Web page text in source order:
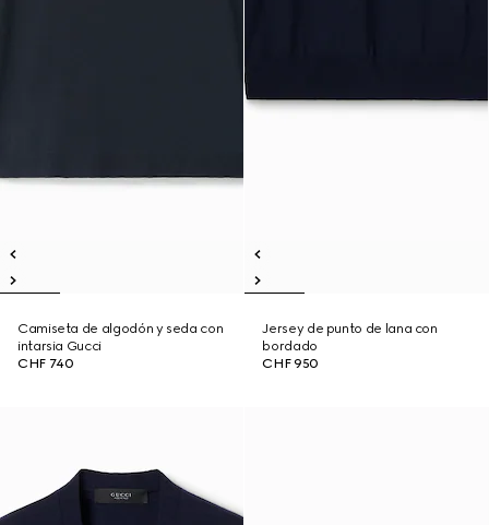
Camiseta de algodón y seda con
intarsia Gucci
CHF 740
Jersey de punto de lana con
bordado
CHF 950